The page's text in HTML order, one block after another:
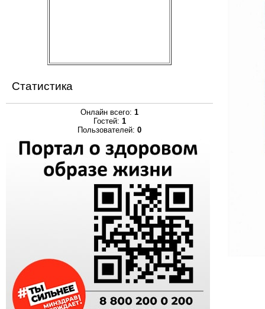
Статистика
Онлайн всего: 1
Гостей: 1
Пользователей: 0